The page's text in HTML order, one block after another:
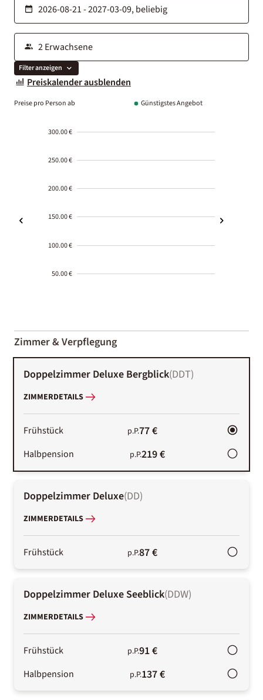
Filter anzeigen
Preiskalender ausblenden
Preise pro Person ab Günstigstes Angebot
300.00 €
250.00 €
200.00 €
150.00 €
100.00 €
50.00 €
01-02
Zimmer & Verpflegung
Doppelzimmer Deluxe Bergblick(DDT)
ZIMMERDETAILS
Frühstück p.P.77 €
Halbpension p.P.219 €
Doppelzimmer Deluxe(DD)
ZIMMERDETAILS
Frühstück p.P.87 €
Doppelzimmer Deluxe Seeblick(DDW)
ZIMMERDETAILS
Frühstück p.P.91 €
Halbpension p.P.137 €